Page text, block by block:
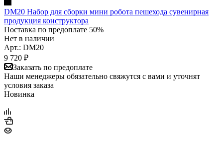
DM20 Набор для сборки мини робота пешехода сувенирная
продукция конструктора
Поставка по предоплате 50%
Нет в наличии
Арт.: DM20
9 720 ₽
Заказать по предоплате
Наши менеджеры обязательно свяжутся с вами и уточнят
условия заказа
Новинка